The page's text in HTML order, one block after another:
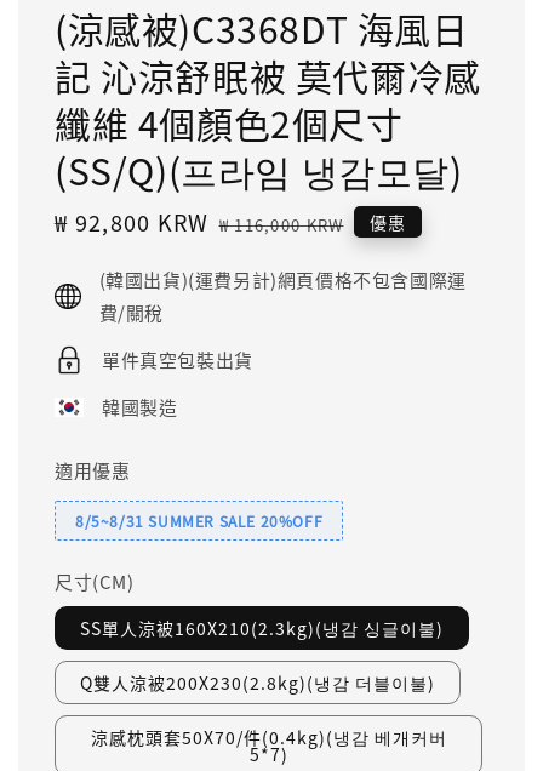
(涼感被)C3368DT 海風日
記 沁涼舒眠被 莫代爾冷感
纖維 4個顏色2個尺寸
(SS/Q)(프라임 냉감모달)
Sale
₩ 92,800 KRW Regular
₩ 116,000 KRW 優惠
(韓國出貨)(運費另計)網頁價格不包含國際運
費/關稅
單件真空包裝出貨
韓國製造
適用優惠
8/5~8/31 SUMMER SALE 20%OFF
尺寸(CM)
SS單人涼被160X210(2.3kg)(냉감 싱글이불)
Q雙人涼被200X230(2.8kg)(냉감 더블이불)
涼感枕頭套50X70/件(0.4kg)(냉감 베개커버
5*7)